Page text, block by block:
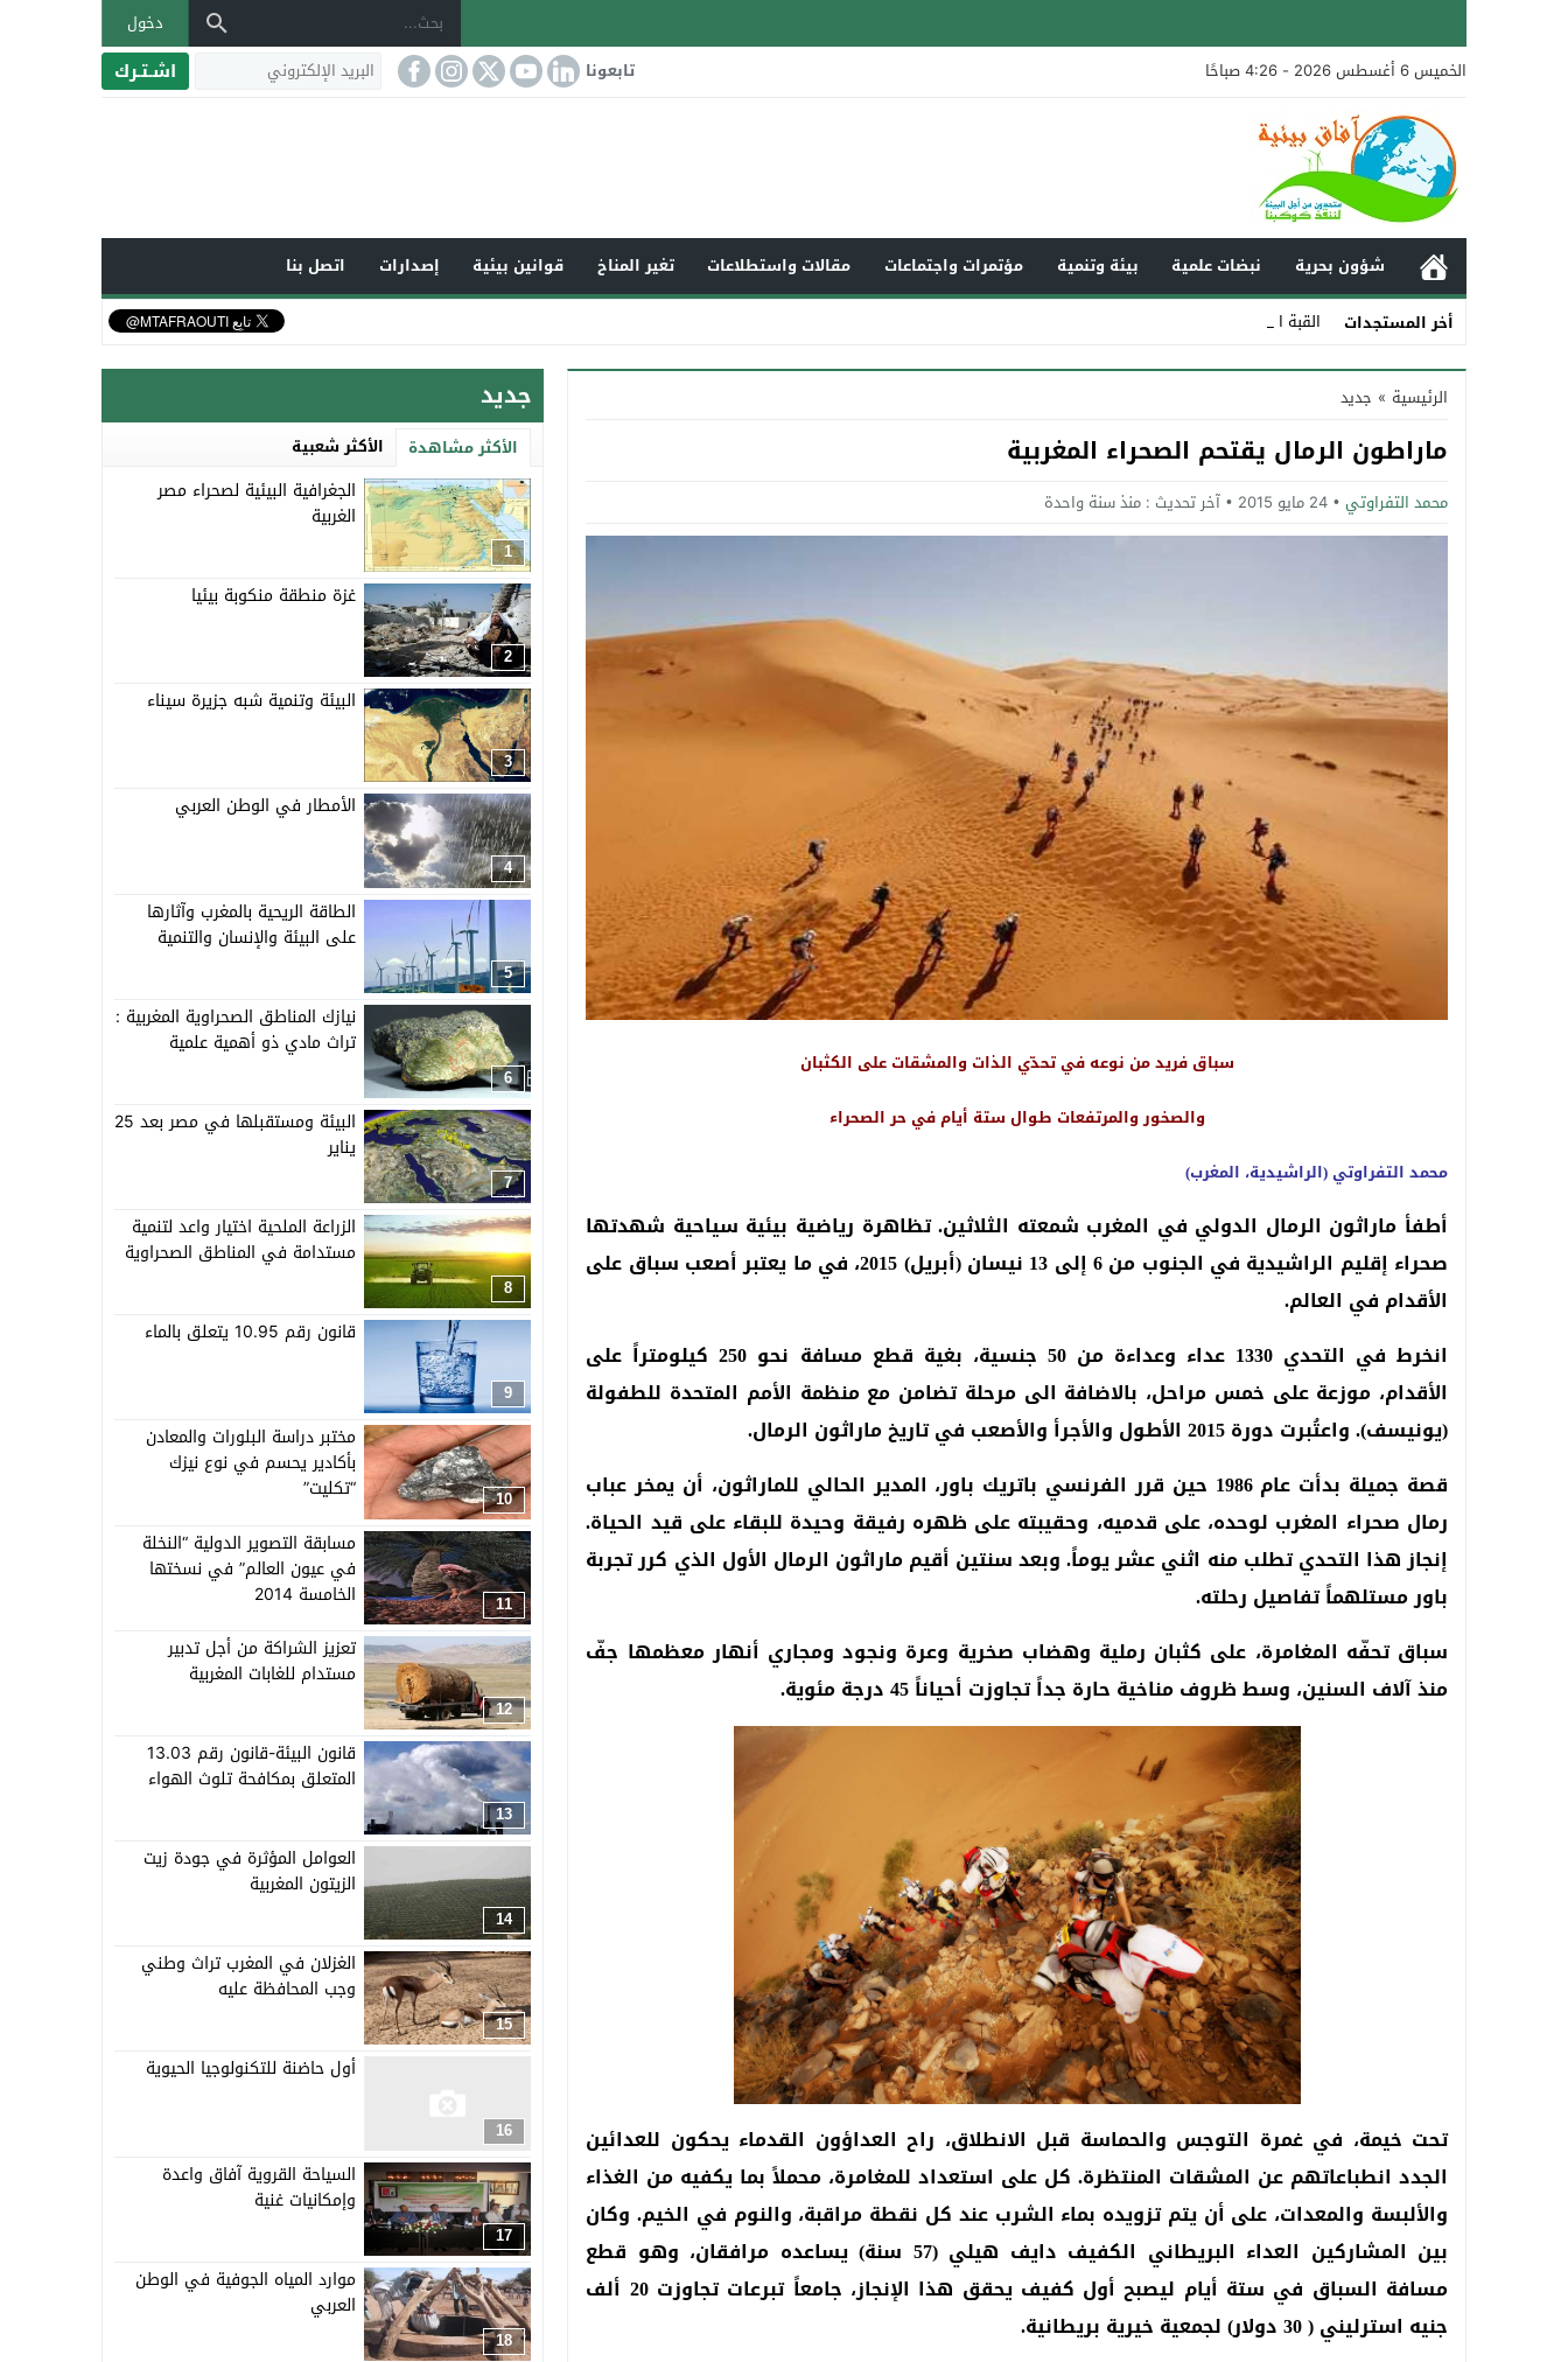
دخول
الخميس 6 أغسطس 2026 - 4:26 صباحًا
تابعونا اشـتـرك
شؤون بحرية نبضات علمية بيئة وتنمية مؤتمرات واجتماعات مقالات واستطلاعات تغير المناخ قوانين بيئية إصدارات
اتصل بنا
أخر المستجدات
القبة الحرارية وتأثيره_
Stop
Next
الرئيسية » جديد
ماراطون الرمال يقتحم الصحراء المغربية
محمد التفراوتي 24 مايو 2015 آخر تحديث : منذ سنة واحدة
سباق فريد من نوعه في تحدّي الذات والمشقات على الكثبان
والصخور والمرتفعات طوال ستة أيام في حر الصحراء
محمد التفراوتي (الراشيدية، المغرب)
أطفأ ماراثون الرمال الدولي في المغرب شمعته الثلاثين. تظاهرة رياضية بيئية سياحية شهدتها
صحراء إقليم الراشيدية في الجنوب من 6 إلى 13 نيسان (أبريل) 2015، في ما يعتبر أصعب سباق على
الأقدام في العالم.
انخرط في التحدي 1330 عداء وعداءة من 50 جنسية، بغية قطع مسافة نحو 250 كيلومتراً على
الأقدام، موزعة على خمس مراحل، بالاضافة الى مرحلة تضامن مع منظمة الأمم المتحدة للطفولة
(يونيسف). واعتُبرت دورة 2015 الأطول والأجرأ والأصعب في تاريخ ماراثون الرمال.
قصة جميلة بدأت عام 1986 حين قرر الفرنسي باتريك باور، المدير الحالي للماراثون، أن يمخر عباب
رمال صحراء المغرب لوحده، على قدميه، وحقيبته على ظهره رفيقة وحيدة للبقاء على قيد الحياة.
إنجاز هذا التحدي تطلب منه اثني عشر يوماً. وبعد سنتين أقيم ماراثون الرمال الأول الذي كرر تجربة
باور مستلهماً تفاصيل رحلته.
سباق تحفّه المغامرة، على كثبان رملية وهضاب صخرية وعرة ونجود ومجاري أنهار معظمها جفّ
منذ آلاف السنين، وسط ظروف مناخية حارة جداً تجاوزت أحياناً 45 درجة مئوية.
تحت خيمة، في غمرة التوجس والحماسة قبل الانطلاق، راح العداؤون القدماء يحكون للعدائين
الجدد انطباعاتهم عن المشقات المنتظرة. كل على استعداد للمغامرة، محملاً بما يكفيه من الغذاء
والألبسة والمعدات، على أن يتم تزويده بماء الشرب عند كل نقطة مراقبة، والنوم في الخيم. وكان
بين المشاركين العداء البريطاني الكفيف دايف هيلي (57 سنة) يساعده مرافقان، وهو قطع
مسافة السباق في ستة أيام ليصبح أول كفيف يحقق هذا الإنجاز، جامعاً تبرعات تجاوزت 20 ألف
جنيه استرليني ( 30 دولار) لجمعية خيرية بريطانية.
جديد
الأكثر مشاهدة الأكثر شعبية
1
الجغرافية البيئية لصحراء مصر
الغربية
2
غزة منطقة منكوبة بيئيا
3
البيئة وتنمية شبه جزيرة سيناء
4
الأمطار في الوطن العربي
5
الطاقة الريحية بالمغرب وآثارها
على البيئة والإنسان والتنمية
6
نيازك المناطق الصحراوية المغربية :
تراث مادي ذو أهمية علمية
7
البيئة ومستقبلها في مصر بعد 25
يناير
8
الزراعة الملحية اختيار واعد لتنمية
مستدامة في المناطق الصحراوية
9
قانون رقم 10.95 يتعلق بالماء
10
مختبر دراسة البلورات والمعادن
بأكادير يحسم في نوع نيزك
“تكليت”
11
مسابقة التصوير الدولية “النخلة
في عيون العالم” في نسختها
الخامسة 2014
12
تعزيز الشراكة من أجل تدبير
مستدام للغابات المغربية
13
قانون البيئة-قانون رقم 13.03
المتعلق بمكافحة تلوث الهواء
14
العوامل المؤثرة في جودة زيت
الزيتون المغربية
15
الغزلان في المغرب تراث وطني
وجب المحافظة عليه
16
أول حاضنة للتكنولوجيا الحيوية
17
السياحة القروية آفاق واعدة
وإمكانيات غنية
18
موارد المياه الجوفية في الوطن
العربي